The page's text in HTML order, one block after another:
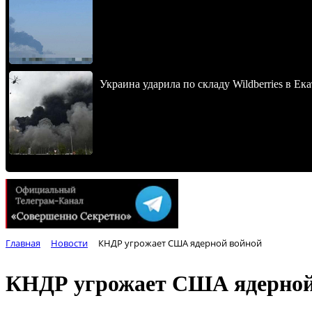
Украина ударила по складу Wildberries в
Главная Новости КНДР угрожает США ядерной войной
КНДР угрожает США